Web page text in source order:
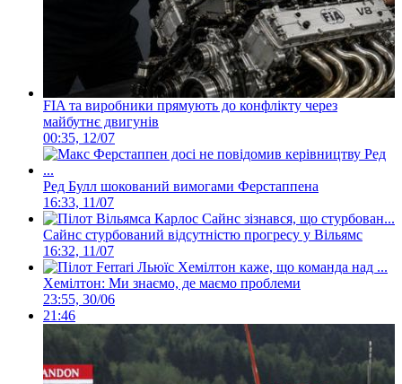
FIA та виробники прямують до конфлікту через
майбутнє двигунів
00:35, 12/07
Ред Булл шокований вимогами Ферстаппена
16:33, 11/07
Сайнс стурбований відсутністю прогресу у Вільямс
16:32, 11/07
Хемілтон: Ми знаємо, де маємо проблеми
23:55, 30/06
21:46